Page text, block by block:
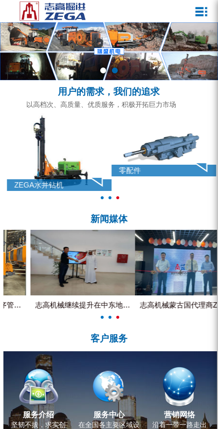
企业文化
发展历程
资质荣誉
宣传视频
公司新闻
行业动态
ZEGA一体式潜孔钻机
ZEGA地下掘进台车
ZEGA小型一体式露天钻机
ZEGA全液压顶锤钻机
零配件
锚固钻机系列
FY水井钻车系列
水井专用螺杆空压机
雾炮机
洗轮机
服务介绍
服务中心
营销网络
用户的需求，我们的追求
以高档次、高质量、优质服务，积极开拓巨力市场
ZEGA水井钻机
零配件
新闻媒体
志高机械继续提升在中东地区的市... 志高机械蒙古国代理商ZEGA客...
客户服务
服务介绍
坚韧不拔，求实创
服务中心
在全国各主要区域设
营销网络
沿着一带一路走出